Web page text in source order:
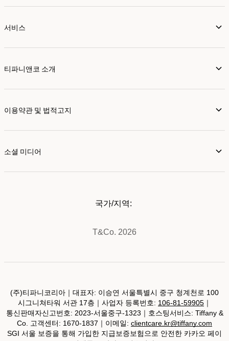
서비스
티파니앤코 소개
이용약관 및 법적고지
소셜 미디어
T&Co. 2026
국가/지역:
(주)티파니코리아｜대표자: 이승연 서울특별시 중구 청계천로 100
시그니쳐타워 서관 17층｜사업자 등록번호: 106-81-59905 ｜
통신판매자신고번호: 2023-서울중구-1323｜호스팅서비스: Tiffany &
Co. 고객센터: 1670-1837｜이메일: clientcare.kr@tiffany.com
SGI 서울 보증을 통해 가입한 지급보증보험으로 안전한 카카오 페이